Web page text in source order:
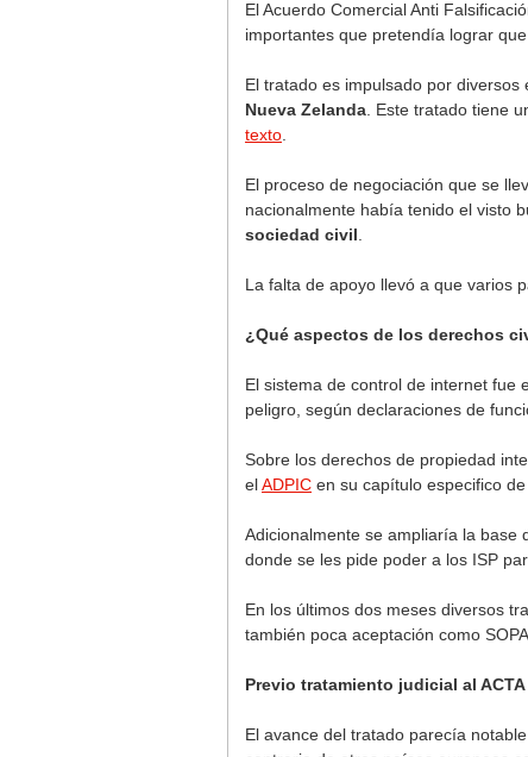
El Acuerdo Comercial Anti
importantes que pretendía lograr
El tratado es impulsado por
Nueva Zelanda . Este tratado tiene
texto
El proceso de negociación que se
nacionalmente había tenido el visto
sociedad civil
La falta de apoyo llevó a que varios
¿Qué aspectos de los derechos
El sistema de control de internet fue
peligro, según declaraciones de
Sobre los derechos de propiedad
elADPIC en su capítulo especifico
Adicionalmente se ampliaría la base
donde se les pide poder a los ISP
En los últimos dos meses diversos
también poca aceptación como
Previo tratamiento judicial al ACTA
El avance del tratado parecía